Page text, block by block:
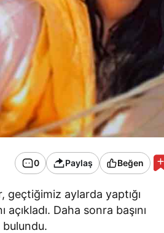
0 Paylaş Beğen
geçtiğimiz aylarda yaptığı
Daha sonra başını